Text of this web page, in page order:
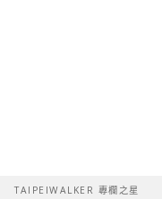
TAIPEIWALKER 專欄之星